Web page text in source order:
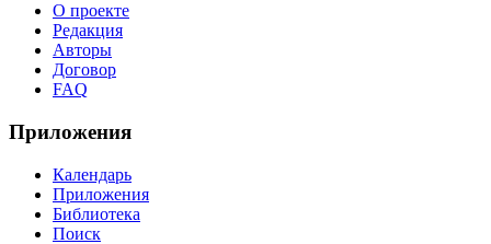
О проекте
Редакция
Авторы
Договор
FAQ
Приложения
Календарь
Приложения
Библиотека
Поиск